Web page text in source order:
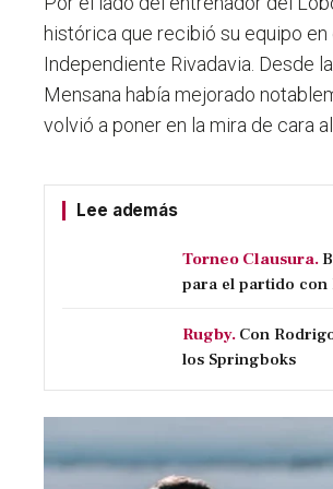
histórica que recibió su equipo
Independiente Rivadavia. Desde
Mensana había mejorado
volvió a poner en la mira de cara
Lee además
Torneo Clausura.
para el partido con
Rugby. Con
los Springboks